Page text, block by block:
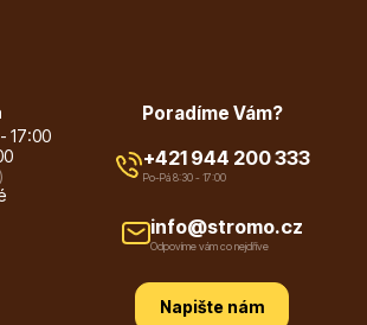
17:00
Poradíme Vám?
+421 944 200 333
Po-Pá 8:30 - 17:00
info@stromo.cz
Odpovíme vám co nejdříve
Napište nám